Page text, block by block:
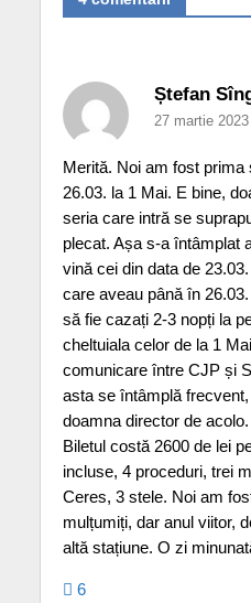
Ștefan
27 martie
Merită. Noi am fost prima
26.03. la 1 Mai. E bine,
seria care intră se
plecat. Așa s-a întâmplat
vină cei din data de
care aveau până în
să fie cazați 2-3 nopți la
cheltuiala celor de la 1
comunicare între CJP și
asta se întâmplă
doamna director de
Biletul costă 2600 de lei
incluse, 4 proceduri, trei
Ceres, 3 stele. Noi am
mulțumiți, dar anul viitor,
altă stațiune. O zi
6